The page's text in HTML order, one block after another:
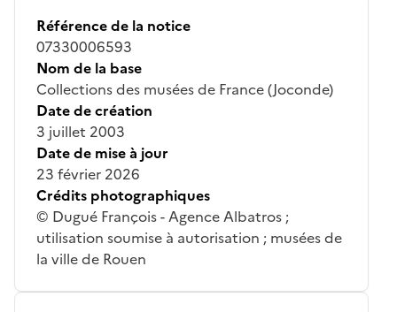
Référence de la notice
07330006593
Nom de la base
Collections des musées de France (Joconde)
Date de création
3 juillet 2003
Date de mise à jour
23 février 2026
Crédits photographiques
© Dugué François - Agence Albatros ;
utilisation soumise à autorisation ; musées de
la ville de Rouen